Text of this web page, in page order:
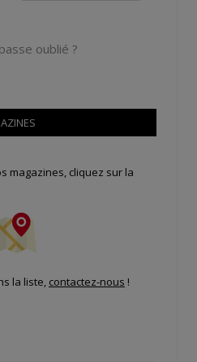
oublié ?
magazines, cliquez sur la
la liste, contactez-nous !